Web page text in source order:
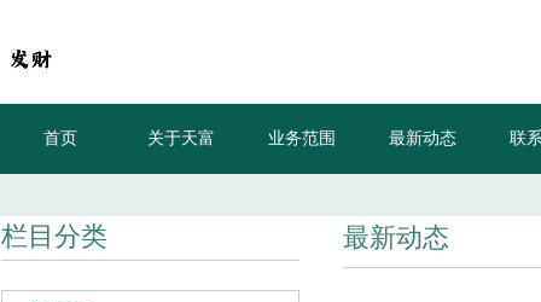
首页 关于天富 业务范围 最新动态 联
栏目分类 最新动态